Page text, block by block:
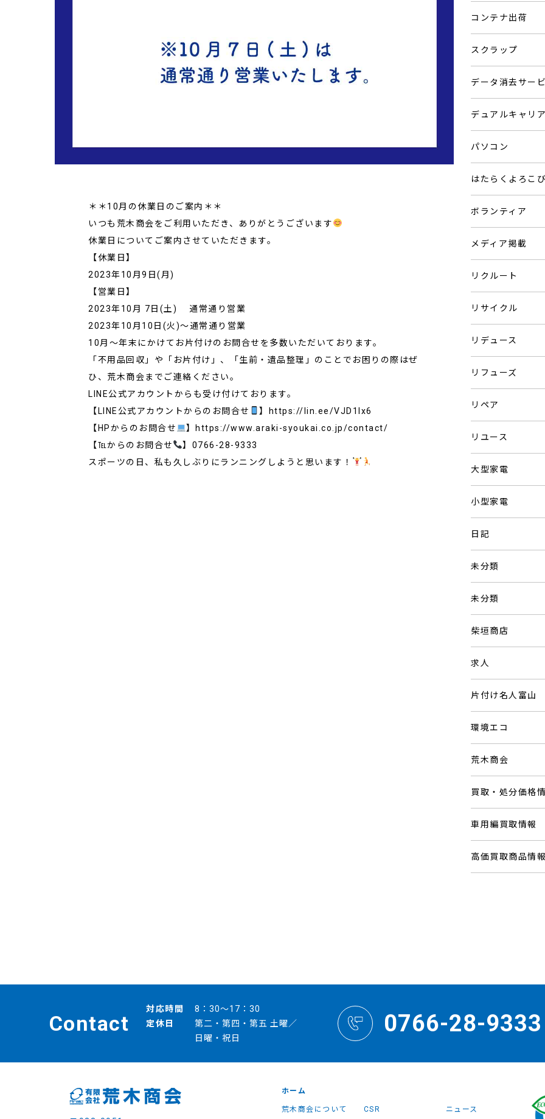
＊＊10月の休業日のご案内＊＊
いつも荒木商会をご利用いただき、ありがとうございます
休業日についてご案内させていただきます。
【休業日】
2023年10月9日(月)
【営業日】
2023年10月 7日(土) 通常通り営業
2023年10月10日(火)～通常通り営業
10月～年末にかけてお片付けのお問合せを多数いただいております。
「不用品回収」や「お片付け」、「生前・遺品整理」のことでお困りの際はぜ
ひ、荒木商会までご連絡ください。
LINE公式アカウントからも受け付けております。
【LINE公式アカウントからのお問合せ
】https://lin.ee/VJD1Ix6
【HPからのお問合せ
】https://www.araki-syoukai.co.jp/contact/
【℡からのお問合せ
】0766-28-9333
スポーツの日、私も久しぶりにランニングしようと思います！
コンテナ出荷
スクラップ
データ消去サー
デュアルキャリ
パソコン
はたらくよろこ
ボランティア
メディア掲載
リクルート
リサイクル
リデュース
リフューズ
リペア
リユース
大型家電
小型家電
日記
未分類
未分類
柴垣商店
求人
片付け名人富山
環境エコ
荒木商会
買取・処分価格
車用編買取情報
高価買取商品情
Contact
対応時間
8：30～17：30
定休日
第二・第四・第五 土曜／
日曜・祝日
0766-28-9333
ホーム
荒木商会について CSR ニュース